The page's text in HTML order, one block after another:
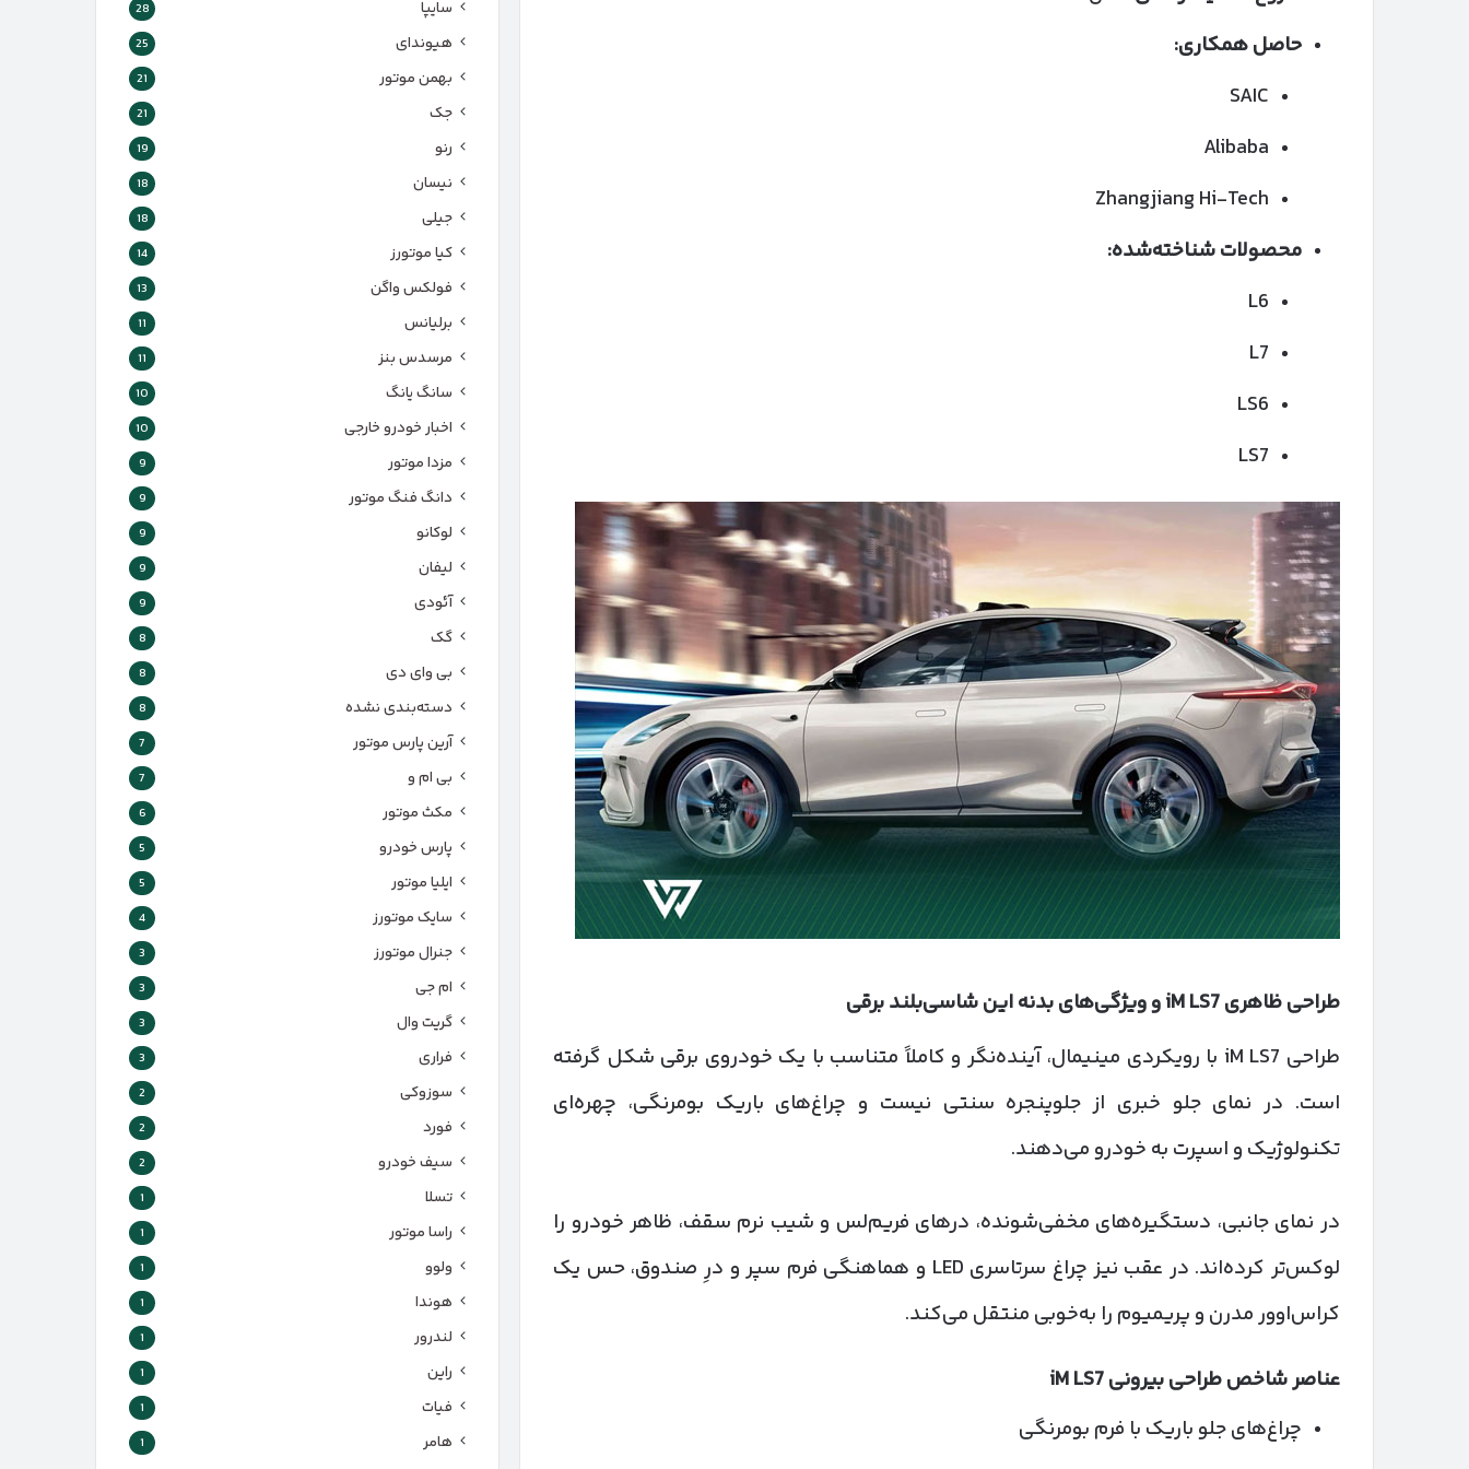
حاصل همکاری:
SAIC
Alibaba
Zhangjiang Hi-Tech
محصولات شناخته‌شده:
L6
L7
LS6
LS7
طراحی ظاهری
و ویژگی‌های بدنه این شاسی‌بلند برقی
طراحی iM LS7 با رویکردی مینیمال، آینده‌نگر و کاملاً متناسب با یک خودروی برقی شکل گرفته
است. در نمای جلو خبری از جلوپنجره سنتی نیست و چراغ‌های باریک بومرنگی، چهره‌ای
تکنولوژیک و اسپرت به خودرو می‌دهند.
در نمای جانبی، دستگیره‌های مخفی‌شونده، درهای فریم‌لس و شیب نرم سقف، ظاهر خودرو را
لوکس‌تر کرده‌اند. در عقب نیز چراغ سرتاسری LED و هماهنگی فرم سپر و درِ صندوق، حس یک
کراس‌اوور مدرن و پریمیوم را به‌خوبی منتقل می‌کند.
عناصر شاخص طراحی بیرونی
چراغ‌های جلو باریک با فرم بومرنگی
سایپا 28
هیوندای 25
بهمن موتور 21
جک 21
رنو 19
نیسان 18
جیلی 18
کیا موتورز 14
فولکس واگن 13
برلیانس 11
مرسدس بنز 11
سانگ یانگ 10
اخبار خودرو خارجی 10
مزدا موتور 9
دانگ فنگ موتور 9
لوکانو 9
لیفان 9
آئودی 9
گک 8
بی وای دی 8
دسته‌بندی نشده 8
آرین پارس موتور 7
بی ام و 7
مکث موتور 6
پارس‌ خودرو 5
ایلیا موتور 5
سایک موتورز 4
جنرال موتورز 3
ام جی 3
گریت وال 3
فراری 3
سوزوکی 2
فورد 2
سیف خودرو 2
تسلا 1
راسا موتور 1
ولوو 1
هوندا 1
لندرور 1
راین 1
فیات 1
هامر 1